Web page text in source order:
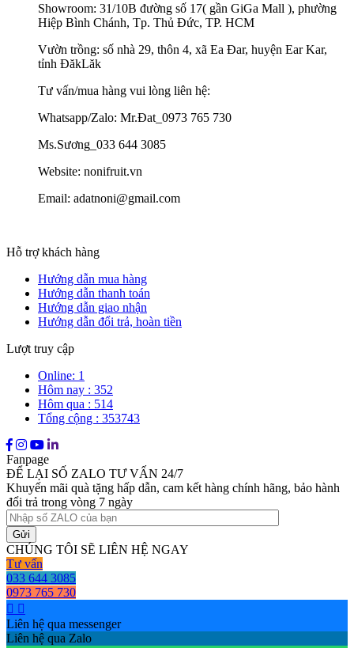
Showroom: 31/10B đường số 17( gần GiGa Mall ), phường
Hiệp Bình Chánh, Tp. Thủ Đức, TP. HCM
Vườn trồng: số nhà 29, thôn 4, xã Ea Đar, huyện Ear Kar,
tỉnh ĐăkLăk
Tư vấn/mua hàng vui lòng liên hệ:
Whatsapp/Zalo: Mr.Đat_0973 765 730
Ms.Sương_033 644 3085
Website: nonifruit.vn
Email: adatnoni@gmail.com
Hỗ trợ khách hàng
Hướng dẫn mua hàng
Hướng dẫn thanh toán
Hướng dẫn giao nhận
Hướng dẫn đổi trả, hoàn tiền
Lượt truy cập
Online: 1
Hôm nay : 352
Hôm qua : 514
Tổng cộng : 353743
Fanpage
ĐỂ LẠI SỐ ZALO TƯ VẤN 24/7
Khuyến mãi quà tặng hấp dẫn, cam kết hàng chính hãng, bảo hành
đổi trả trong vòng 7 ngày
CHÚNG TÔI SẼ LIÊN HỆ NGAY
Tư vấn
033 644 3085
0973 765 730
Liên hệ qua messenger
Liên hệ qua Zalo